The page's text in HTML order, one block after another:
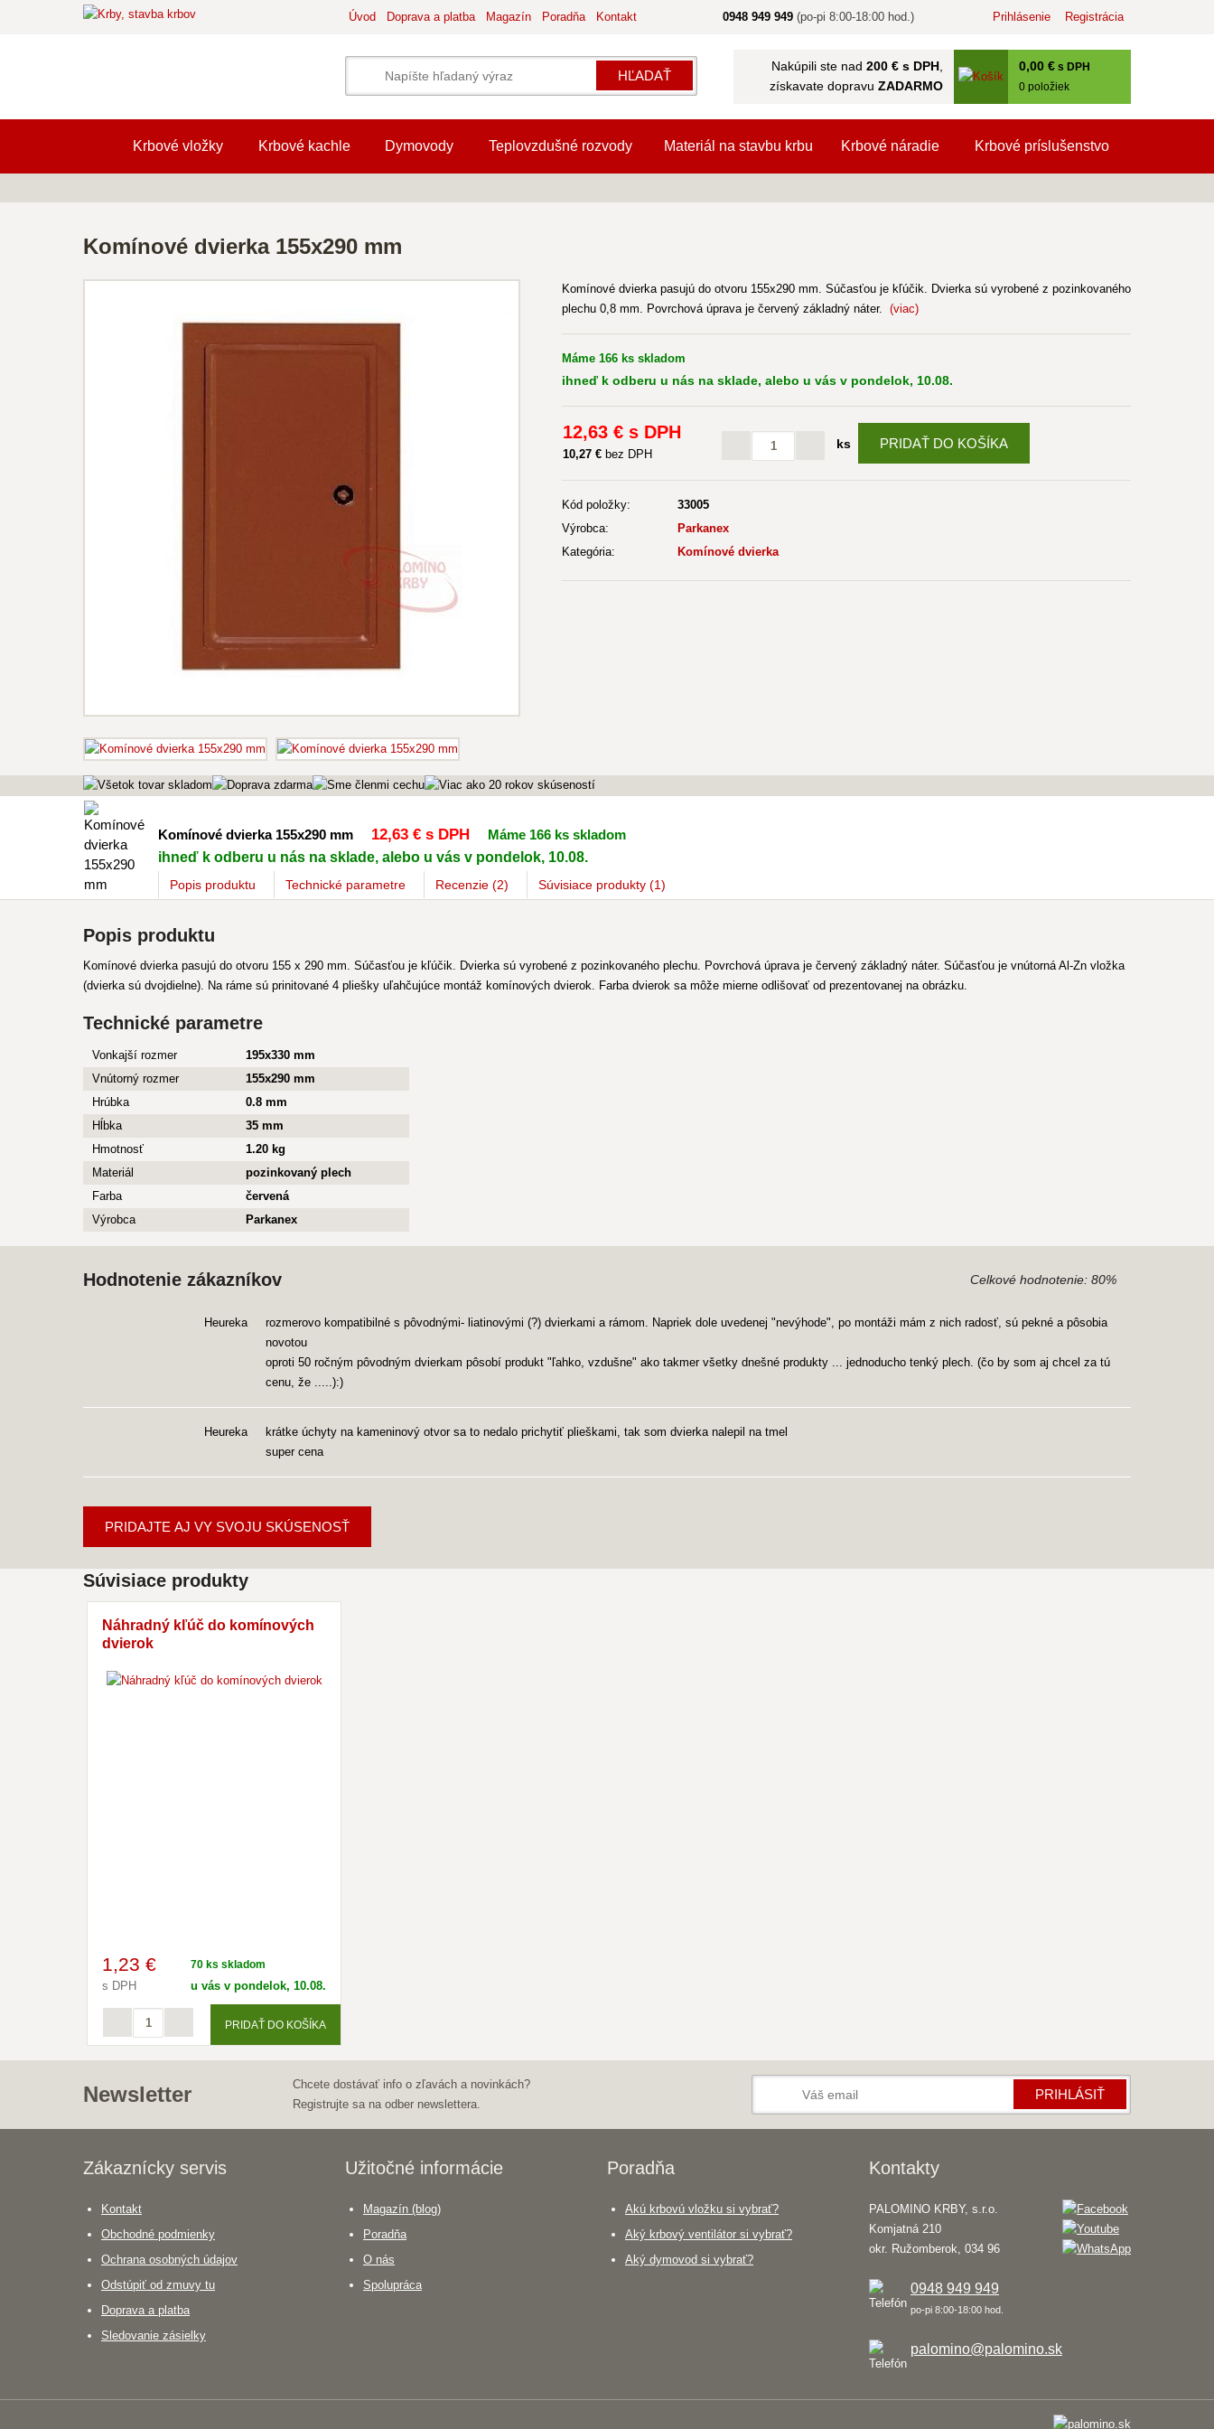
HĽADAŤ
Nakúpili ste nad 200 € s DPH ,
získavate dopravu ZADARMO
0,00 € s DPH
0 položiek
Prihlásenie Registrácia
0948 949 949 (po-pi 8:00-18:00 hod.)
Úvod Doprava a platba Magazín Poradňa Kontakt
Krbové vložky Krbové kachle Dymovody Teplovzdušné rozvody Materiál na stavbu krbu Krbové náradie Krbové príslušenstvo
Komínové dvierka 155x290 mm
Komínové dvierka pasujú do otvoru 155x290 mm. Súčasťou je kľúčik. Dvierka sú vyrobené z pozinkovaného
plechu 0,8 mm. Povrchová úprava je červený základný náter. (viac)
Máme 166 ks skladom
ihneď k odberu u nás na sklade, alebo u vás v pondelok, 10.08.
12,63 € s DPH
10,27 € bez DPH
ks PRIDAŤ DO KOŠÍKA
Kód položky:
33005
Výrobca:
Parkanex
Kategória:
Komínové dvierka
Komínové dvierka 155x290 mm 12,63 € s DPH Máme 166 ks skladom
ihneď k odberu u nás na sklade, alebo u vás v pondelok, 10.08.
Popis produktu Technické parametre Recenzie (2) Súvisiace produkty (1)
Popis produktu
Komínové dvierka pasujú do otvoru 155 x 290 mm. Súčasťou je kľúčik. Dvierka sú vyrobené z pozinkovaného plechu. Povrchová úprava je červený základný náter. Súčasťou je vnútorná Al-Zn vložka
(dvierka sú dvojdielne). Na ráme sú prinitované 4 pliešky uľahčujúce montáž komínových dvierok. Farba dvierok sa môže mierne odlišovať od prezentovanej na obrázku.
Technické parametre
Vonkajší rozmer
195x330 mm
Vnútorný rozmer
155x290 mm
Hrúbka
0.8 mm
Hĺbka
35 mm
Hmotnosť
1.20 kg
Materiál
pozinkovaný plech
Farba
červená
Výrobca
Parkanex
Hodnotenie zákazníkov Celkové hodnotenie: 80%
Heureka
rozmerovo kompatibilné s pôvodnými- liatinovými (?) dvierkami a rámom. Napriek dole uvedenej "nevýhode", po montáži mám z nich radosť, sú pekné a pôsobia
novotou
oproti 50 ročným pôvodným dvierkam pôsobí produkt "ľahko, vzdušne" ako takmer všetky dnešné produkty ... jednoducho tenký plech. (čo by som aj chcel za tú
cenu, že .....):)
Heureka
krátke úchyty na kameninový otvor sa to nedalo prichytiť plieškami, tak som dvierka nalepil na tmel
super cena
PRIDAJTE AJ VY SVOJU SKÚSENOSŤ
Súvisiace produkty
Náhradný kľúč do komínových
dvierok
1,23 €
s DPH
70 ks skladom
u vás v pondelok, 10.08.
PRIDAŤ DO KOŠÍKA
Newsletter
Chcete dostávať info o zľavách a novinkách?
Registrujte sa na odber newslettera.
PRIHLÁSIŤ
Zákaznícky servis
Kontakt
Obchodné podmienky
Ochrana osobných údajov
Odstúpiť od zmuvy tu
Doprava a platba
Sledovanie zásielky
Užitočné informácie
Magazín (blog)
Poradňa
O nás
Spolupráca
Poradňa
Akú krbovú vložku si vybrať?
Aký krbový ventilátor si vybrať?
Aký dymovod si vybrať?
Kontakty
PALOMINO KRBY, s.r.o.
Komjatná 210
okr. Ružomberok, 034 96
0948 949 949
po-pi 8:00-18:00 hod.
palomino@palomino.sk